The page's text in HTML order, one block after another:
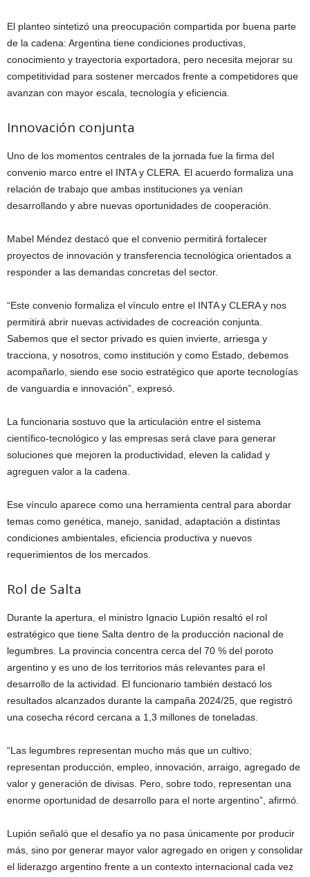
El planteo sintetizó una preocupación compartida por buena parte
de la cadena: Argentina tiene condiciones productivas,
conocimiento y trayectoria exportadora, pero necesita mejorar su
competitividad para sostener mercados frente a competidores que
avanzan con mayor escala, tecnología y eficiencia.
Innovación conjunta
Uno de los momentos centrales de la jornada fue la firma del
convenio marco entre el INTA y CLERA. El acuerdo formaliza una
relación de trabajo que ambas instituciones ya venían
desarrollando y abre nuevas oportunidades de cooperación.
Mabel Méndez destacó que el convenio permitirá fortalecer
proyectos de innovación y transferencia tecnológica orientados a
responder a las demandas concretas del sector.
“Este convenio formaliza el vínculo entre el INTA y CLERA y nos
permitirá abrir nuevas actividades de cocreación conjunta.
Sabemos que el sector privado es quien invierte, arriesga y
tracciona, y nosotros, como institución y como Estado, debemos
acompañarlo, siendo ese socio estratégico que aporte tecnologías
de vanguardia e innovación”, expresó.
La funcionaria sostuvo que la articulación entre el sistema
científico-tecnológico y las empresas será clave para generar
soluciones que mejoren la productividad, eleven la calidad y
agreguen valor a la cadena.
Ese vínculo aparece como una herramienta central para abordar
temas como genética, manejo, sanidad, adaptación a distintas
condiciones ambientales, eficiencia productiva y nuevos
requerimientos de los mercados.
Rol de Salta
Durante la apertura, el ministro Ignacio Lupión resaltó el rol
estratégico que tiene Salta dentro de la producción nacional de
legumbres. La provincia concentra cerca del 70 % del poroto
argentino y es uno de los territorios más relevantes para el
desarrollo de la actividad. El funcionario también destacó los
resultados alcanzados durante la campaña 2024/25, que registró
una cosecha récord cercana a 1,3 millones de toneladas.
“Las legumbres representan mucho más que un cultivo;
representan producción, empleo, innovación, arraigo, agregado de
valor y generación de divisas. Pero, sobre todo, representan una
enorme oportunidad de desarrollo para el norte argentino”, afirmó.
Lupión señaló que el desafío ya no pasa únicamente por producir
más, sino por generar mayor valor agregado en origen y consolidar
el liderazgo argentino frente a un contexto internacional cada vez